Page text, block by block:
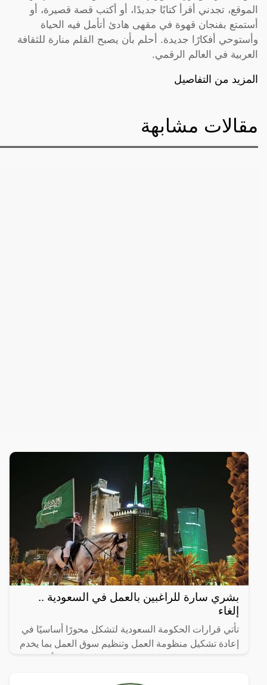
الموقع، تجدني أقرأ كتابًا جديدًا، أو أكتب قصة قصيرة، أو
أستمتع بفنجان قهوة في مقهى هادئ أتأمل فيه الحياة
وأستوحي أفكارًا جديدة. أحلم بأن يصبح القلم منارة للثقافة
العربية في العالم الرقمي.
المزيد من التفاصيل
مقالات مشابهة
بشري سارة للراغبين بالعمل في السعودية ..
إلغاء
تأتي قرارات الحكومة السعودية لتشكل محورًا أساسيًا في
إعادة تشكيل منظومة العمل وتنظيم سوق العمل بما يخدم